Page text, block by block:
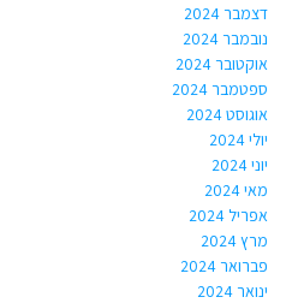
דצמבר 2024
נובמבר 2024
אוקטובר 2024
ספטמבר 2024
אוגוסט 2024
יולי 2024
יוני 2024
מאי 2024
אפריל 2024
מרץ 2024
פברואר 2024
ינואר 2024